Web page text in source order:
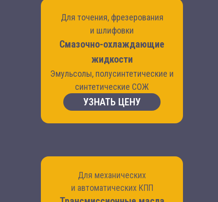
Для механических
и автоматических КПП
Для точения, фрезерования
и шлифовки
Смазочно-охлаждающие
жидкости
Эмульсолы, полусинтетические и
синтетические СОЖ
УЗНАТЬ ЦЕНУ